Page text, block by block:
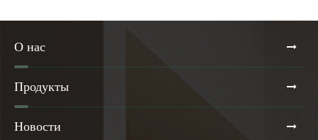
О нас
Продукты
Новости